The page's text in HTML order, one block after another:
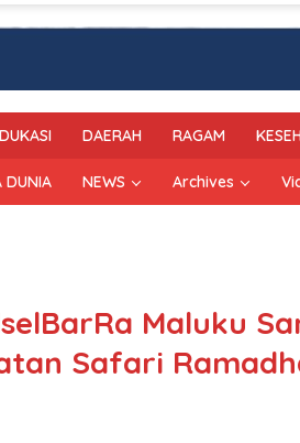
DAERAH RAGAM
DUNIA NEWS Archives
Maluku
Safari